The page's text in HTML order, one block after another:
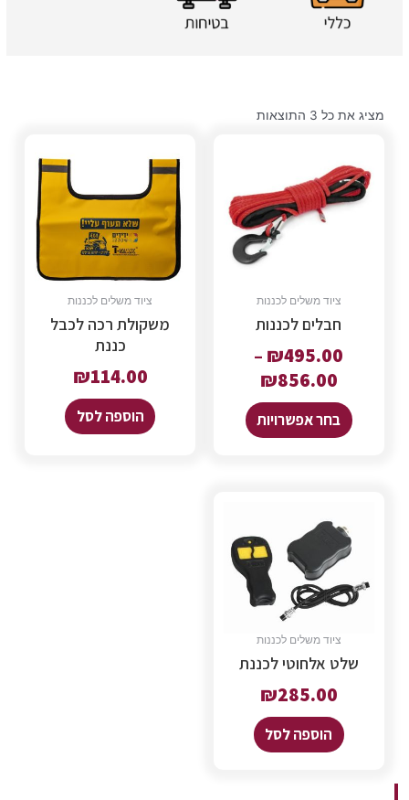
מציג את כל 3 התוצאות
ציוד משלים לכננות
חבלים לכננות
₪495.00
–
₪856.00
בחר אפשרויות
ציוד משלים לכננות
משקולת רכה לכבל
כננת
₪114.00
הוספה לסל
ציוד משלים לכננות
שלט אלחוטי לכננת
₪285.00
הוספה לסל